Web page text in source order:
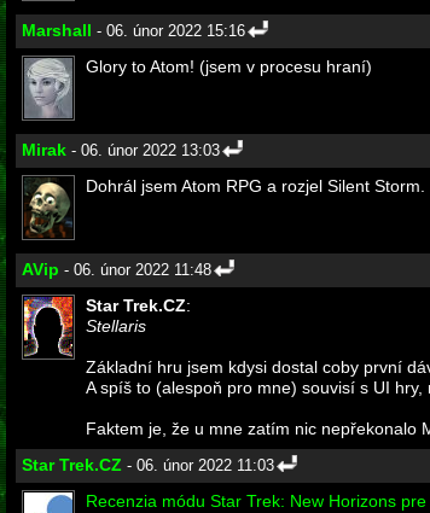
Marshall - 06. únor 2022 15:16
Glory to Atom! (jsem v procesu hraní)
Mirak - 06. únor 2022 13:03
Dohrál jsem Atom RPG a rozjel Silent
AVip - 06. únor 2022 11:48
Star Trek.CZ:
Stellaris
Základní hru jsem kdysi dostal coby první
A spíš to (alespoň pro mne) souvisí s UI
Faktem je, že u mne zatím nic nepřekonalo
Star Trek.CZ - 06. únor 2022 11:03
Recenzia módu Star Trek: New Horizons